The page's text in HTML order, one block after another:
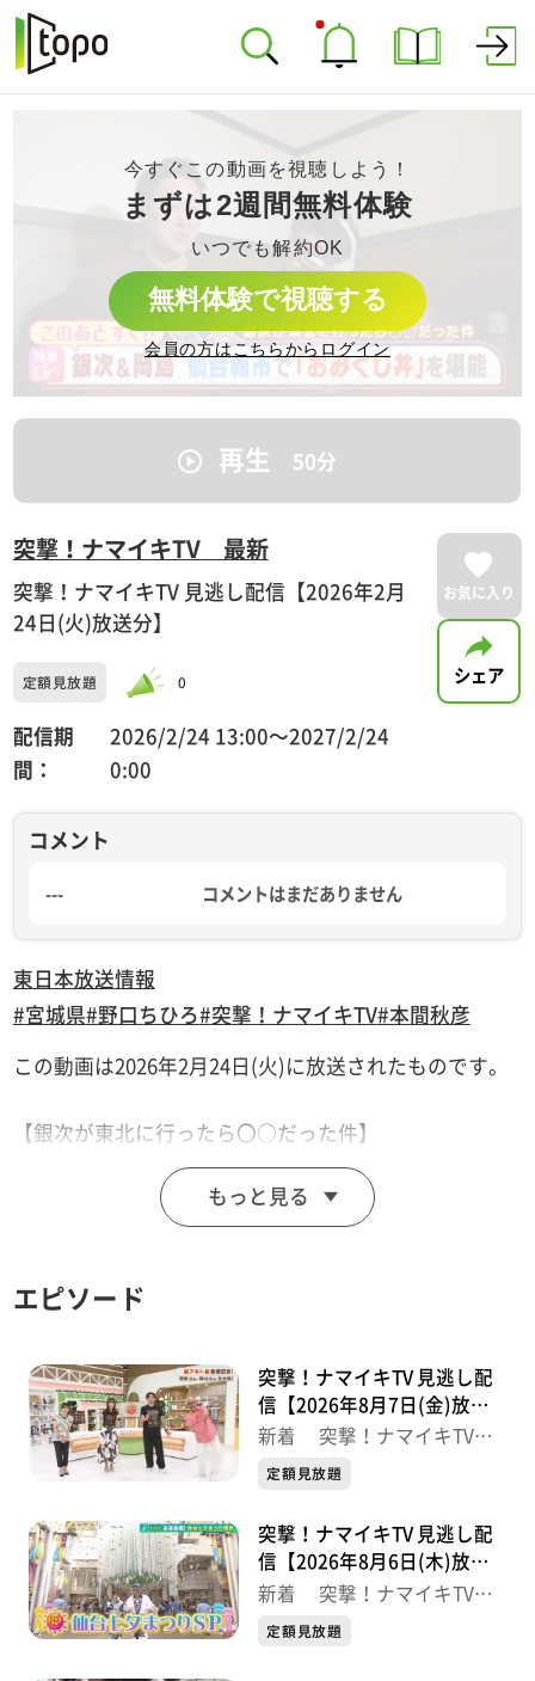
今すぐこの動画を視聴しよう！
まずは2週間無料体験
いつでも解約OK
無料体験で視聴する
会員の方はこちらからログイン
再生 50分
突撃！ナマイキTV 最新
突撃！ナマイキTV 見逃し配信【2026年2月
24日(火)放送分】
定額見放題 0
配信期
間：
2026/2/24 13:00〜2027/2/24
0:00
お気に入り
シェア
コメント
--- コメントはまだありません
東日本放送情報
#宮城県#野口ちひろ#突撃！ナマイキTV#本間秋彦
この動画は2026年2月24日(火)に放送されたものです。
【銀次が東北に行ったら〇○だった件】
楽天アンバサダー銀次＆岡島 仙台朝市で「おみくじ
■花京院市場 JR多賀城駅店
【営業時間】10:00～19:00
【電話番号】022‐794-7568
【ナマなキッチン】
【おパン】
■アドゥマン
【住所】泉区泉中央1-9-4
もっと見る
エピソード
突撃！ナマイキTV 見逃し配
信【2026年8月7日(金)放送
分】
新着 突撃！ナマイキTV
最新
定額見放題
突撃！ナマイキTV 見逃し配
信【2026年8月6日(木)放送
分】
新着 突撃！ナマイキTV
最新
定額見放題